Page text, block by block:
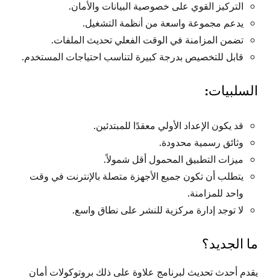
التركيز القوي على خصوصية البيانات والأمان.
يدعم مجموعة واسعة من أنظمة التشغيل.
تضمن المزامنة في الوقت الفعلي تحديث الملفات.
قابل للتخصيص بدرجة كبيرة لتناسب احتياجات المستخدم.
السلبيات:
قد يكون الإعداد الأولي معقدًا للمبتدئين.
وثائق رسمية محدودة.
ميزات التطبيق المحمول أقل شمولاً.
يتطلب أن تكون جميع الأجهزة متصلة بالإنترنت في وقت
واحد للمزامنة.
لا توجد إدارة مركزية للنشر على نطاق واسع.
ما الجديد؟
يقدم أحدث تحديث لبرنامج علاوة على ذلك بروتوكولات أمان